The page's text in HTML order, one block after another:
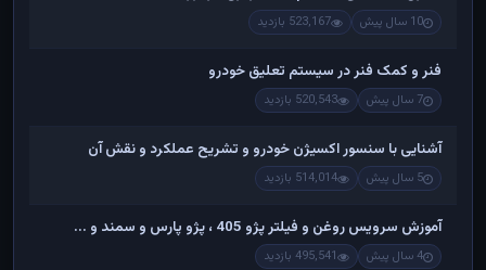
10 سال پیش 523,167 بازدید
فنر و کمک فنر در سیستم تعلیق خودرو
7 سال پیش 520,543 بازدید
آشنایی با سنسور اکسیژن خودرو و تشریح عملکرد و نقش آن
5 سال پیش 514,014 بازدید
آموزش سرویس روغن و فیلتر پژو 405 ، پژو پارس و سمند و ...
4 سال پیش 495,541 بازدید